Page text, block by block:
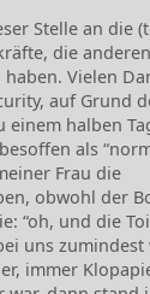
Stelle an die
die
Vielen
auf Grund
einem halben
als
Frau die
obwohl der
“oh, und die
uns zumindest
immer